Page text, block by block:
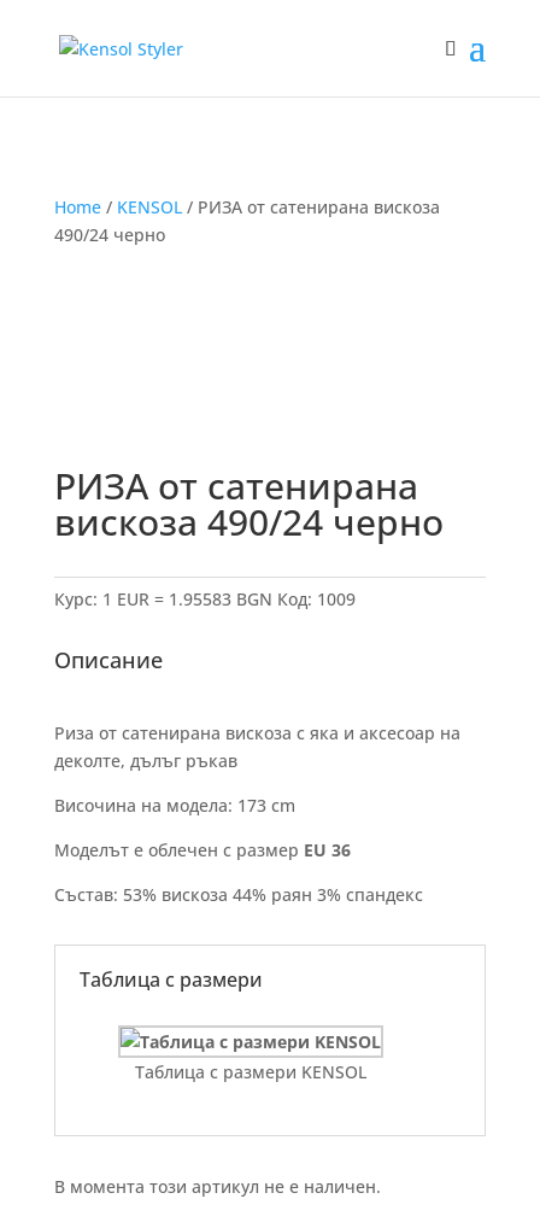
Home/ KENSOL/ РИЗА от сатенирана вискоза
490/24 черно
РИЗА от сатенирана
вискоза 490/24 черно
Курс: 1 EUR = 1.95583 BGN Код: 1009
Описание
Риза от сатенирана вискоза с яка и аксесоар на
деколте, дълъг ръкав
Височина на модела: 173 cm
Моделът е облечен с размер EU 36
Състав: 53% вискоза 44% раян 3% спандекс
Таблица с размери
Таблица с размери KENSOL
В момента този артикул не е наличен.